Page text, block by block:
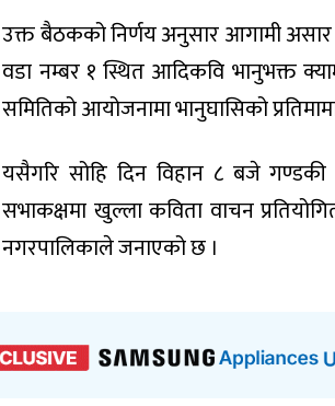
उक्त बैठकको निर्णय अनुसार आगामी
वडा नम्बर १ स्थित आदिकवि भानुभक्त
समितिको आयोजनामा भानुघासिको
यसैगरि सोहि दिन विहान ८ बजे गण्डकी
सभाकक्षमा खुल्ला कविता वाचन
नगरपालिकाले जनाएको छ ।